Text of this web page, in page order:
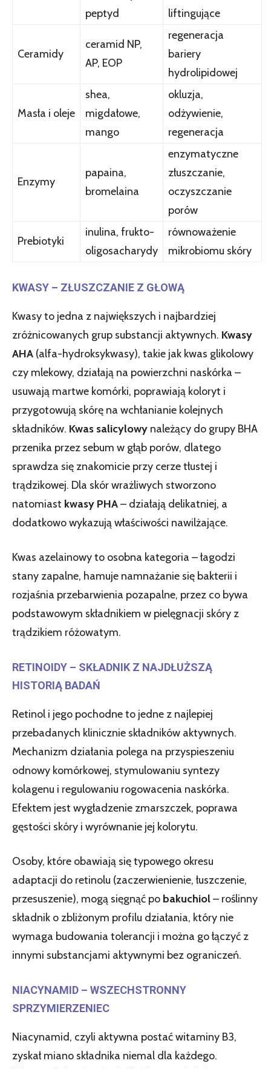
peptyd
liftingujące
Ceramidy
ceramid NP,
AP, EOP
regeneracja
bariery
hydrolipidowej
Masła i oleje
shea,
migdałowe,
mango
okluzja,
odżywienie,
regeneracja
Enzymy
papaina,
bromelaina
enzymatyczne
złuszczanie,
oczyszczanie
porów
Prebiotyki
inulina, frukto-
oligosacharydy
równoważenie
mikrobiomu skóry
KWASY – ZŁUSZCZANIE Z GŁOWĄ
Kwasy to jedna z największych i najbardziej
zróżnicowanych grup substancji aktywnych. Kwasy
AHA (alfa-hydroksykwasy), takie jak kwas glikolowy
czy mlekowy, działają na powierzchni naskórka –
usuwają martwe komórki, poprawiają koloryt i
przygotowują skórę na wchłanianie kolejnych
składników. Kwas salicylowy należący do grupy BHA
przenika przez sebum w głąb porów, dlatego
sprawdza się znakomicie przy cerze tłustej i
trądzikowej. Dla skór wrażliwych stworzono
natomiast kwasy PHA– działają delikatniej, a
dodatkowo wykazują właściwości nawilżające.
Kwas azelainowy to osobna kategoria – łagodzi
stany zapalne, hamuje namnażanie się bakterii i
rozjaśnia przebarwienia pozapalne, przez co bywa
podstawowym składnikiem w pielęgnacji skóry z
trądzikiem różowatym.
RETINOIDY – SKŁADNIK Z NAJDŁUŻSZĄ
HISTORIĄ BADAŃ
Retinol i jego pochodne to jedne z najlepiej
przebadanych klinicznie składników aktywnych.
Mechanizm działania polega na przyspieszeniu
odnowy komórkowej, stymulowaniu syntezy
kolagenu i regulowaniu rogowacenia naskórka.
Efektem jest wygładzenie zmarszczek, poprawa
gęstości skóry i wyrównanie jej kolorytu.
Osoby, które obawiają się typowego okresu
adaptacji do retinolu (zaczerwienienie, łuszczenie,
przesuszenie), mogą sięgnąć po bakuchiol– roślinny
składnik o zbliżonym profilu działania, który nie
wymaga budowania tolerancji i można go łączyć z
innymi substancjami aktywnymi bez ograniczeń.
NIACYNAMID – WSZECHSTRONNY
SPRZYMIERZENIEC
Niacynamid, czyli aktywna postać witaminy B3,
zyskał miano składnika niemal dla każdego.